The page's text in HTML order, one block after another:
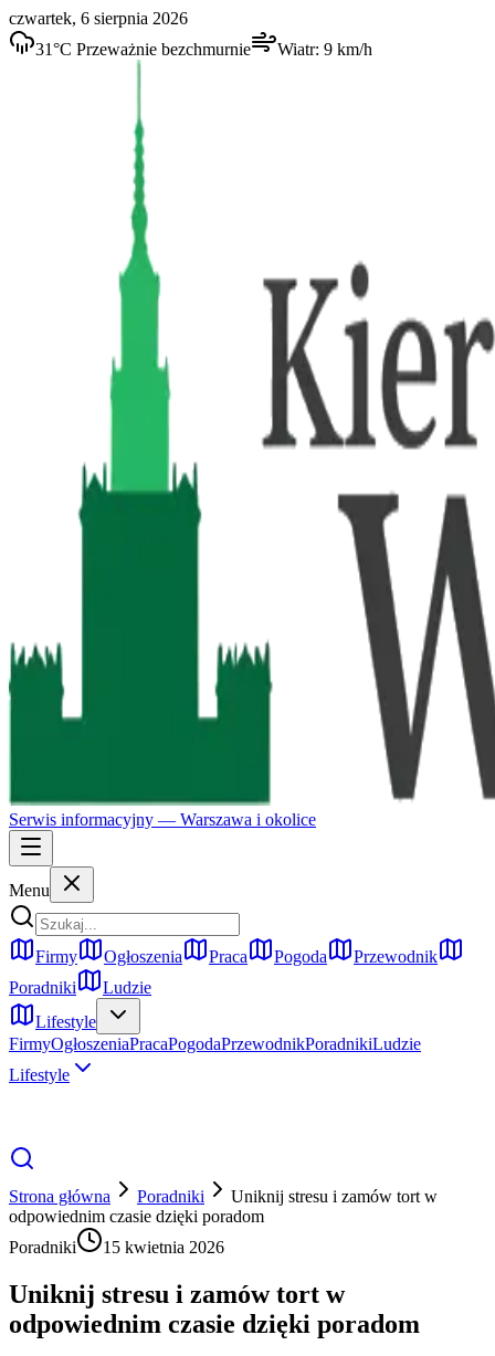
czwartek, 6 sierpnia 2026
31°C Przeważnie bezchmurnie Wiatr: 9 km/h
Serwis informacyjny — Warszawa i okolice
Menu
Firmy Ogłoszenia Praca Pogoda
Przewodnik
Poradniki
Ludzie
Lifestyle
FirmyOgłoszeniaPracaPogodaPrzewodnikPoradnikiLudzie
Lifestyle
Strona główna Poradniki
Uniknij stresu i zamów tort w
odpowiednim czasie dzięki poradom
Poradniki
15 kwietnia 2026
Uniknij stresu i zamów tort w
odpowiednim czasie dzięki poradom